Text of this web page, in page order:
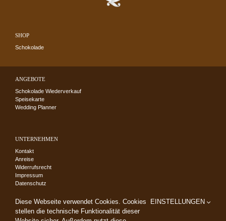
SHOP
Schokolade
ANGEBOTE
Schokolade Wiederverkauf
Speisekarte
Wedding Planner
UNTERNEHMEN
Kontakt
Anreise
Widerrufsrecht
Impressum
Datenschutz
Diese Webseite verwendet Cookies. Cookies
stellen die technische Funktionalität dieser
EINSTELLUNGEN